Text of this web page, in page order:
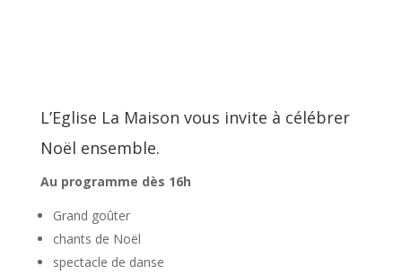
L’Eglise La Maison vous invite à célébrer
Noël ensemble.
Au programme dès 16h
Grand goûter
chants de Noël
spectacle de danse